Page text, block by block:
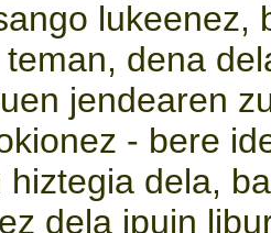
lukeenez,
dena
jendearen
- bere
hiztegia dela,
dela ipuin